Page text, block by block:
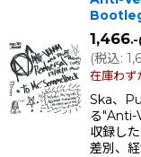
1,466.-
(税込:
在庫わず
Ska、
る"Anti-
収録し
差別、